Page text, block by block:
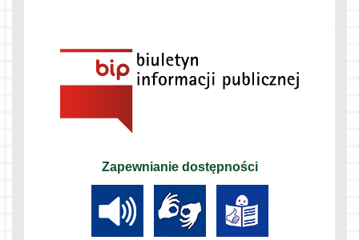
Zapewnianie dostępności